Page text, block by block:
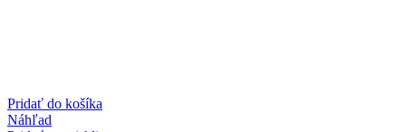
Pridať do košíka
Náhľad